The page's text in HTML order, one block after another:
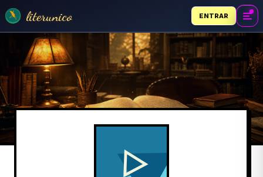
literunico ENTRAR